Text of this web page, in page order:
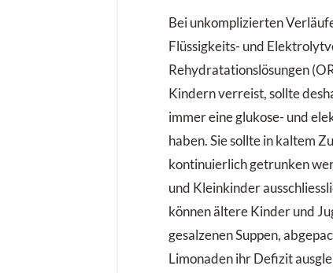
Bei unkomplizier­ten
Flüssigkeits- und
Rehydratationslösungen
Kindern verreist, sollte
immer eine glukose- und
haben. Sie sollte in kaltem
kontinuierlich getrunken
und Kleinkinder
können ältere Kinder und
gesalzenen Suppen,
Limonaden ihr Defizit